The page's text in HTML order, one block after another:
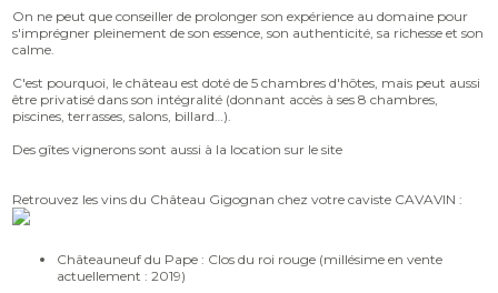
On ne peut que conseiller de prolonger son expérience au domaine pour
s'imprégner pleinement de son essence, son authenticité, sa richesse et son
calme.
C'est pourquoi, le château est doté de 5 chambres d'hôtes, mais peut aussi
être privatisé dans son intégralité (donnant accès à ses 8 chambres,
piscines, terrasses, salons, billard…).
Des gîtes vignerons sont aussi à la location sur le site
Retrouvez les vins du Château Gigognan chez votre caviste CAVAVIN :
Châteauneuf du Pape : Clos du roi rouge (millésime en vente
actuellement : 2019)